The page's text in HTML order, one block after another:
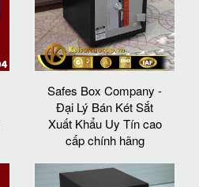
Safes Box Company -
Đại Lý Bán Két Sắt
Xuất Khẩu Uy Tín cao
cấp chính hãng